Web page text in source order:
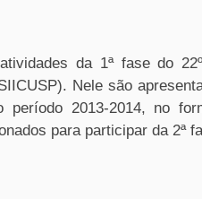
da 1ª fase do
Nele são
período 2013-2014, no
para participar da 2ª